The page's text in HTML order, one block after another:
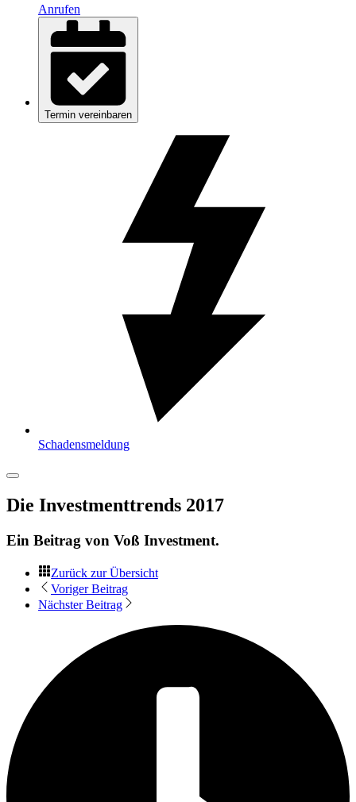
Anrufen
Termin vereinbaren
Schadensmeldung
Die Investmenttrends 2017
Ein Beitrag von Voß Investment.
Zurück zur Übersicht
Voriger Beitrag
Nächster Beitrag